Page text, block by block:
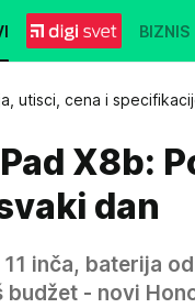
BIZNIS
utisci, cena i
X8b:
dan
inča, baterija od
budžet - novi